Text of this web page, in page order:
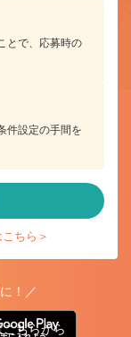
とで、応募時の
件設定の手間を
ちら＞
！／
ちらから